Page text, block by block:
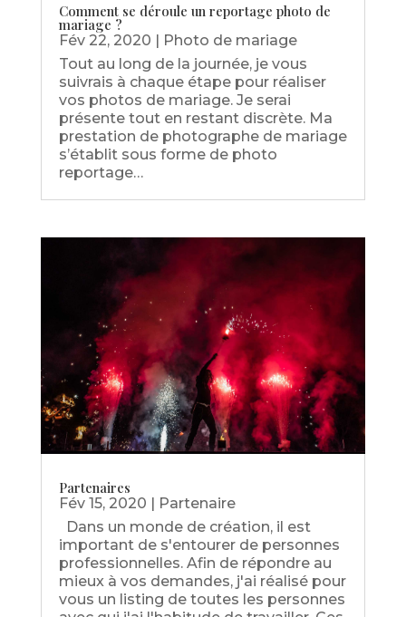
Comment se déroule un reportage photo de
mariage ?
Fév 22, 2020 | Photo de mariage
Tout au long de la journée, je vous
suivrais à chaque étape pour réaliser
vos photos de mariage. Je serai
présente tout en restant discrète. Ma
prestation de photographe de mariage
s’établit sous forme de photo
reportage…
Partenaires
Fév 15, 2020 | Partenaire
Dans un monde de création, il est
important de s'entourer de personnes
professionnelles. Afin de répondre au
mieux à vos demandes, j'ai réalisé pour
vous un listing de toutes les personnes